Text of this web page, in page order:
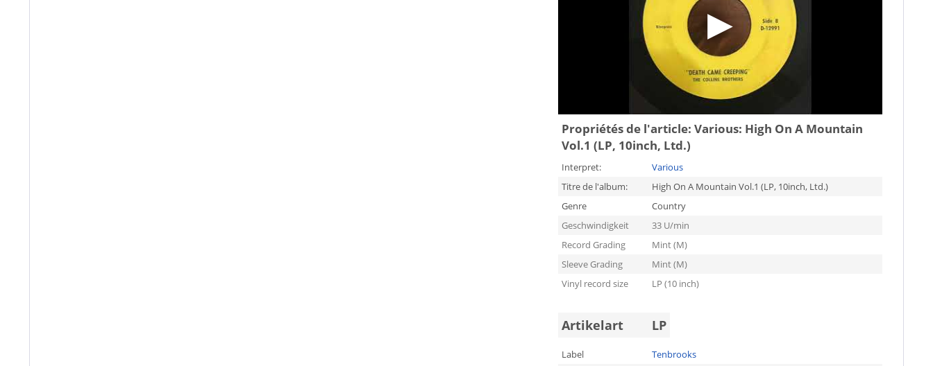
Propriétés de l'article: Various: High On A Mountain
Vol.1 (LP, 10inch, Ltd.)
Interpret:
Various
Titre de l'album:
High On A Mountain Vol.1 (LP, 10inch, Ltd.)
Genre
Country
Geschwindigkeit
33 U/min
Record Grading
Mint (M)
Sleeve Grading
Mint (M)
Vinyl record size
LP (10 inch)
Artikelart LP
Label
Tenbrooks